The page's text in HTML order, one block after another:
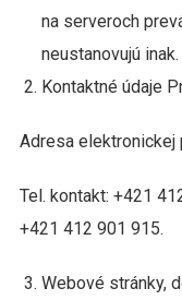
na serveroch
neustanovujú inak.
Kontaktné údaje
Adresa elektronickej
Tel. kontakt: +421
+421 412 901 915.
Webové stránky,